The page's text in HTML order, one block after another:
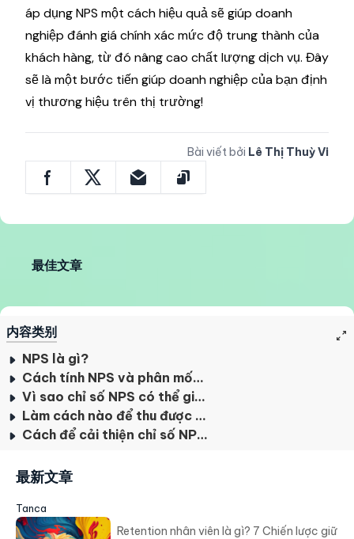
áp dụng NPS một cách hiệu quả sẽ giúp doanh
nghiệp đánh giá chính xác mức độ trung thành của
khách hàng, từ đó nâng cao chất lượng dịch vụ. Đây
sẽ là một bước tiến giúp doanh nghiệp của bạn định
vị thương hiệu trên thị trường!
Bài viết bởi Lê Thị Thuỳ Vi
最佳文章
内容类别
NPS là gì?
Cách tính NPS và phân mốc hiệu quả
Vì sao chỉ số NPS có thể giúp doanh nghiệp tăng hiệu quả kinh doanh
Làm cách nào để thu được dữ liệu NPS từ khách hàng của bạn
Cách để cải thiện chỉ số NPS là gì?
最新文章
Tanca
Retention nhân viên là gì? 7 Chiến lược giữ